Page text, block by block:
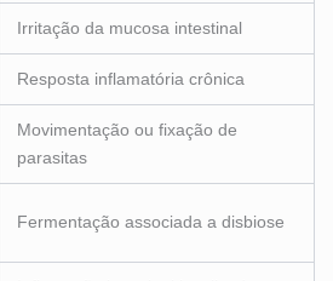
Irritação da mucosa intestinal
Resposta inflamatória crônica
Movimentação ou fixação de
parasitas
Fermentação associada a disbiose